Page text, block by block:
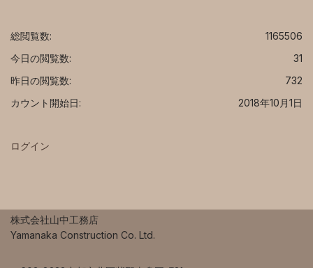
1165506
総閲覧数:
31
今日の閲覧数:
732
昨日の閲覧数:
2018年10月1日
カウント開始日:
ログイン
株式会社山中工務店
Yamanaka Construction Co. Ltd.